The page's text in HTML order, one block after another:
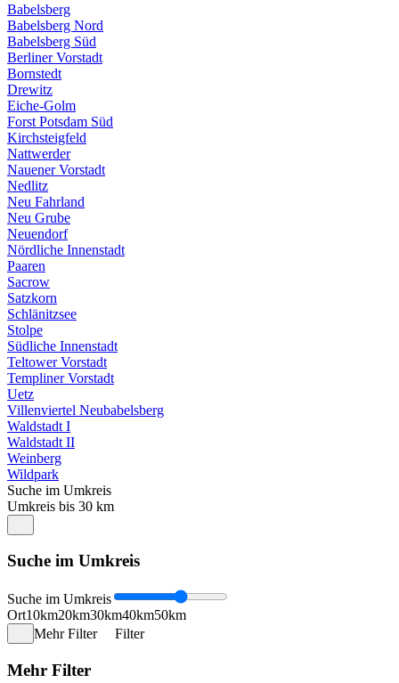
Babelsberg
Babelsberg Nord
Babelsberg Süd
Berliner Vorstadt
Bornstedt
Drewitz
Eiche-Golm
Forst Potsdam Süd
Kirchsteigfeld
Nattwerder
Nauener Vorstadt
Nedlitz
Neu Fahrland
Neu Grube
Neuendorf
Nördliche Innenstadt
Paaren
Sacrow
Satzkorn
Schlänitzsee
Stolpe
Südliche Innenstadt
Teltower Vorstadt
Templiner Vorstadt
Uetz
Villenviertel Neubabelsberg
Waldstadt I
Waldstadt II
Weinberg
Wildpark
Suche im Umkreis
Umkreis bis 30 km
Suche im Umkreis
Suche im Umkreis
Ort10km20km30km40km50km
Mehr Filter
Filter
Mehr Filter